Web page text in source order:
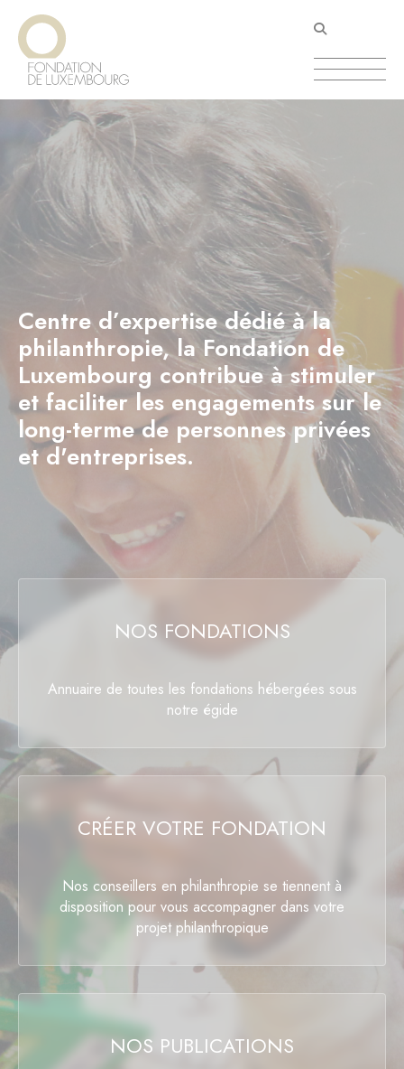
Aller
contenu
principal
Centre d’expertise dédié à la
philanthropie, la Fondation de
Luxembourg contribue à stimuler
et faciliter les engagements sur le
long-terme de personnes privées
et d'entreprises.
NOS FONDATIONS
Annuaire de toutes les fondations hébergées sous
notre égide
CRÉER VOTRE FONDATION
Nos conseillers en philanthropie se tiennent à
disposition pour vous accompagner dans votre
projet philanthropique
NOS PUBLICATIONS
Panneau de gestion des cookies